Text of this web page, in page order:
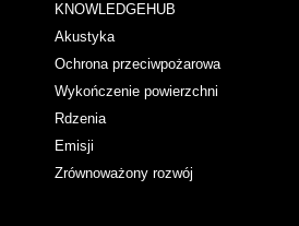
KNOWLEDGEHUB
Akustyka
Ochrona przeciwpożarowa
Wykończenie powierzchni
Rdzenia
Emisji
Zrównoważony rozwój